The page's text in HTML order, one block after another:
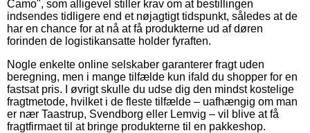
Camo", som alligevel stiller krav om at bestillingen
indsendes tidligere end et nøjagtigt tidspunkt, således at de
har en chance for at nå at få produkterne ud af døren
forinden de logistikansatte holder fyraften.
Nogle enkelte online selskaber garanterer fragt uden
beregning, men i mange tilfælde kun ifald du shopper for en
fastsat pris. I øvrigt skulle du udse dig den mindst kostelige
fragtmetode, hvilket i de fleste tilfælde – uafhængig om man
er nær Taastrup, Svendborg eller Lemvig – vil blive at få
fragtfirmaet til at bringe produkterne til en pakkeshop.